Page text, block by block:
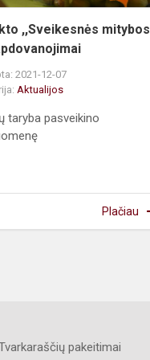
,,Sveikesnės mitybos
2021-12-07
Aktualijos
taryba pasveikino
Plačiau
pakeitimai